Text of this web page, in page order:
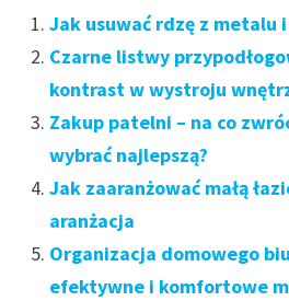
Jak usuwać rdzę z metalu
Czarne listwy
kontrast w wystroju
Zakup patelni – na co
wybrać najlepszą?
Jak zaaranżować małą
aranżacja
Organizacja domowego
efektywne i komfortowe